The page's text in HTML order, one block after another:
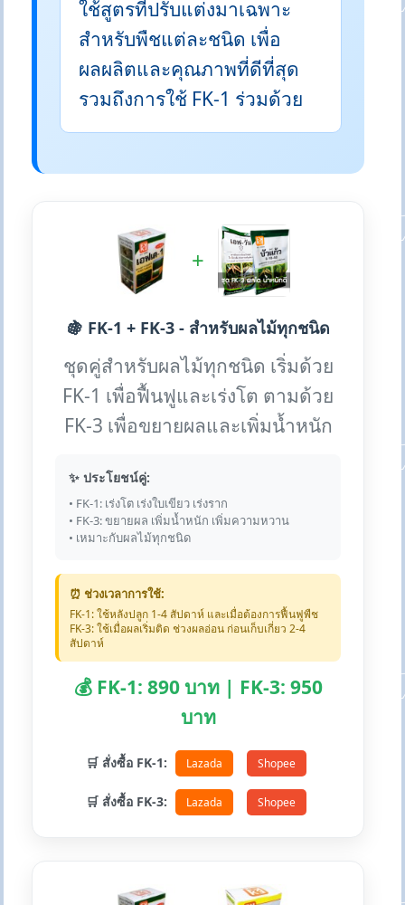
ใช้สูตรที่ปรับแต่งมาเฉพาะ
สำหรับพืชแต่ละชนิด เพื่อ
ผลผลิตและคุณภาพที่ดีที่สุด
รวมถึงการใช้ FK-1 ร่วมด้วย
+
🍇 FK-1 + FK-3 - สำหรับผลไม้ทุกชนิด
ชุดคู่สำหรับผลไม้ทุกชนิด เริ่มด้วย
FK-1 เพื่อฟื้นฟูและเร่งโต ตามด้วย
FK-3 เพื่อขยายผลและเพิ่มน้ำหนัก
✨ ประโยชน์คู่:
• FK-1: เร่งโต เร่งใบเขียว เร่งราก
• FK-3: ขยายผล เพิ่มน้ำหนัก เพิ่มความหวาน
• เหมาะกับผลไม้ทุกชนิด
⏰ ช่วงเวลาการใช้:
FK-1: ใช้หลังปลูก 1-4 สัปดาห์ และเมื่อต้องการฟื้นฟูพืช
FK-3: ใช้เมื่อผลเริ่มติด ช่วงผลอ่อน ก่อนเก็บเกี่ยว 2-4
สัปดาห์
💰 FK-1: 890 บาท | FK-3: 950
บาท
🛒 สั่งซื้อ FK-1: Lazada Shopee
🛒 สั่งซื้อ FK-3: Lazada Shopee